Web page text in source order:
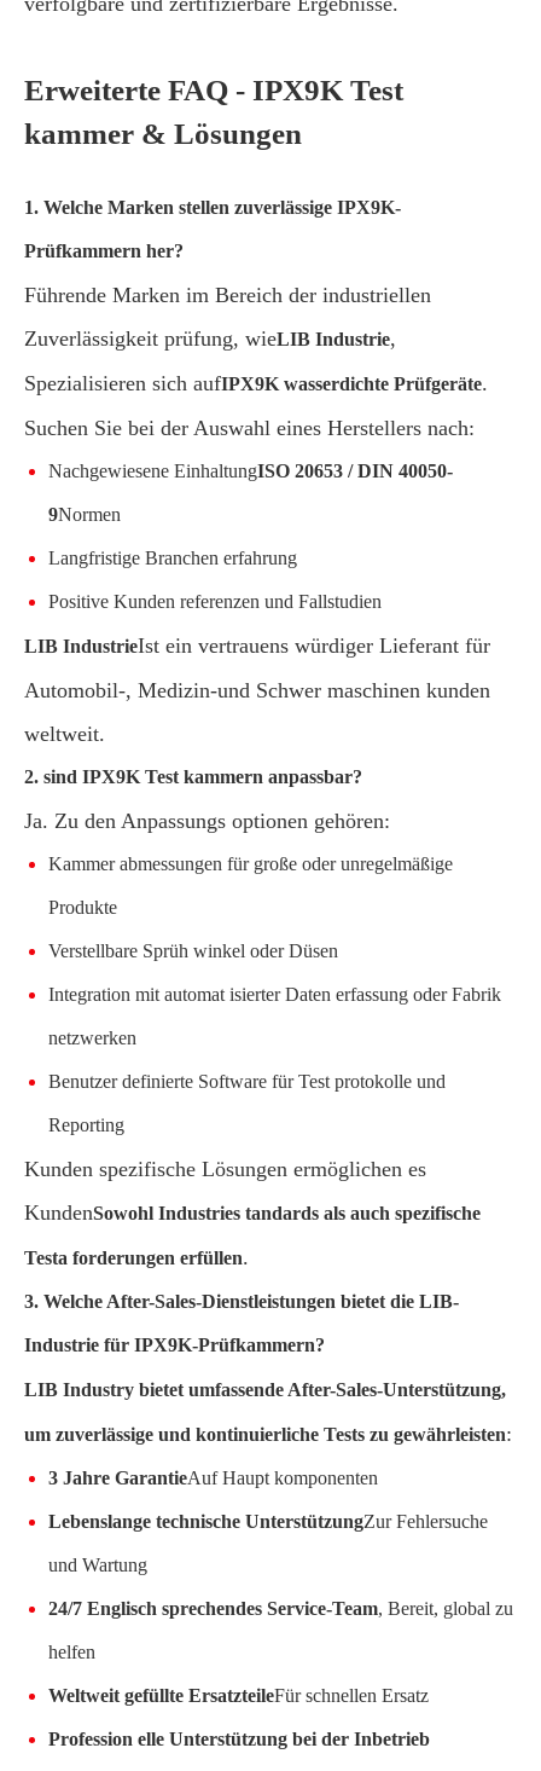
Erweiterte FAQ - IPX9K Test
kammer & Lösungen
1. Welche Marken stellen zuverlässige IPX9K-
Prüfkammern her?
Führende Marken im Bereich der industriellen
Zuverlässigkeit prüfung, wieLIB Industrie,
Spezialisieren sich aufIPX9K wasserdichte Prüfgeräte.
Suchen Sie bei der Auswahl eines Herstellers nach:
Nachgewiesene EinhaltungISO 20653 / DIN 40050-
9Normen
Langfristige Branchen erfahrung
Positive Kunden referenzen und Fallstudien
LIB IndustrieIst ein vertrauens würdiger Lieferant für
Automobil-, Medizin-und Schwer maschinen kunden
weltweit.
2. sind IPX9K Test kammern anpassbar?
Ja. Zu den Anpassungs optionen gehören:
Kammer abmessungen für große oder unregelmäßige
Produkte
Verstellbare Sprüh winkel oder Düsen
Integration mit automat isierter Daten erfassung oder Fabrik
netzwerken
Benutzer definierte Software für Test protokolle und
Reporting
Kunden spezifische Lösungen ermöglichen es
KundenSowohl Industries tandards als auch spezifische
Testa forderungen erfüllen.
3. Welche After-Sales-Dienstleistungen bietet die LIB-
Industrie für IPX9K-Prüfkammern?
LIB Industry bietet umfassende After-Sales-Unterstützung,
um zuverlässige und kontinuierliche Tests zu gewährleisten:
3 Jahre GarantieAuf Haupt komponenten
Lebenslange technische UnterstützungZur Fehlersuche
und Wartung
24/7 Englisch sprechendes Service-Team, Bereit, global zu
helfen
Weltweit gefüllte ErsatzteileFür schnellen Ersatz
Profession elle Unterstützung bei der Inbetrieb